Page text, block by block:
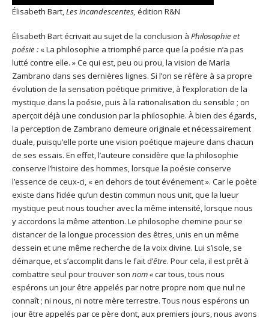
Élisabeth Bart,Les incandescentes, édition R&N
Élisabeth Bart écrivait au sujet de la conclusion à Philosophie et
poésie : «La philosophie a triomphé parce que la poésie n’a pas
lutté contre elle. » Ce qui est, peu ou prou, la vision de María
Zambrano dans ses dernières lignes. Si l’on se réfère à sa propre
évolution de la sensation poétique primitive, à l’exploration de la
mystique dans la poésie, puis à la rationalisation du sensible ; on
aperçoit déjà une conclusion par la philosophie. À bien des égards,
la perception de Zambrano demeure originale et nécessairement
duale, puisqu’elle porte une vision poétique majeure dans chacun
de ses essais. En effet, l’auteure considère que la philosophie
conserve l’histoire des hommes, lorsque la poésie conserve
l’essence de ceux-ci, « en dehors de tout événement ». Car le poète
existe dans l’idée qu’un destin commun nous unit, que la lueur
mystique peut nous toucher avec la même intensité, lorsque nous
y accordons la même attention. Le philosophe chemine pour se
distancer de la longue procession des êtres, unis en un même
dessein et une même recherche de la voix divine. Lui s’isole, se
démarque, et s’accomplit dans le fait d’être. Pour cela, il est prêt à
combattre seul pour trouver son nom «car tous, tous nous
espérons un jour être appelés par notre propre nom que nul ne
connaît ; ni nous, ni notre mère terrestre. Tous nous espérons un
jour être appelés par ce père dont, aux premiers jours, nous avons